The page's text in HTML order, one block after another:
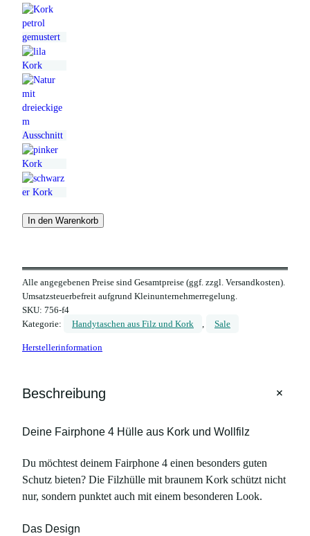
In den Warenkorb
Alle angegebenen Preise sind Gesamtpreise (ggf. zzgl. Versandkosten).
Umsatzsteuerbefreit aufgrund Kleinunternehmerregelung.
SKU: 756-f4
Kategorie:
Handytaschen aus Filz und Kork , Sale
Herstellerinformation
Beschreibung +
Deine Fairphone 4 Hülle aus Kork und Wollfilz
Du möchtest deinem Fairphone 4 einen besonders guten
Schutz bieten? Die Filzhülle mit braunem Kork schützt nicht
nur, sondern punktet auch mit einem besonderen Look.
Das Design